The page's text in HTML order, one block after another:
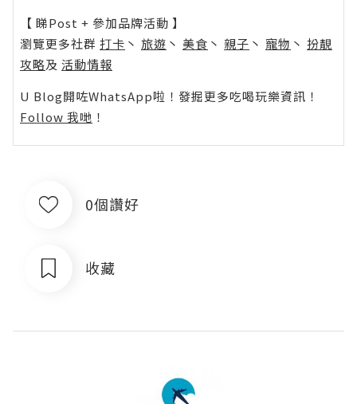
【 睇Post + 參加品牌活動 】
瀏覽更多社群 打卡 丶 旅遊 丶 美食 丶 親子 丶 寵物 丶 扮靚
攻略及 活動情報
U Blog開咗WhatsApp啦！發掘更多吃喝玩樂資訊！
Follow 我哋 ！
0個讚好
收藏